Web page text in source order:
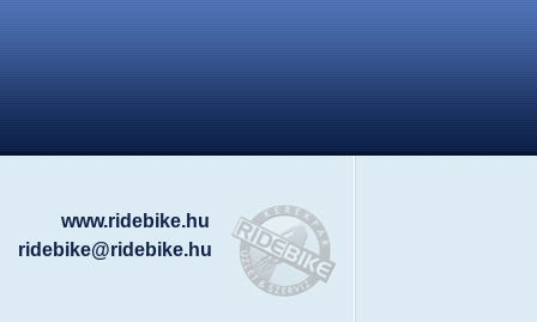
www.ridebike.hu
ridebike@ridebike.hu